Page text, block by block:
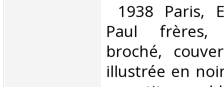
1938 Paris,
Paul frères,
broché,
illustrée en